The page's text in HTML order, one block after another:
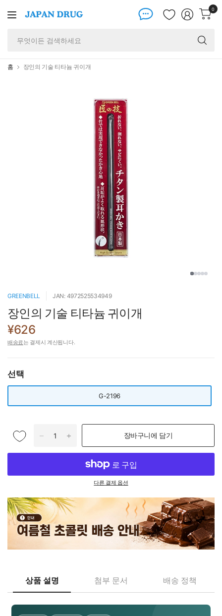
0
홈 장인의 기술 티타늄 귀이개
GREENBELL JAN: 4972525534949
장인의 기술 티타늄 귀이개
¥626
배송료는 결제시 계산됩니다.
선택
G-2196
장바구니에 담기
다른 결제 옵션
상품 설명 첨부 문서 배송 정책